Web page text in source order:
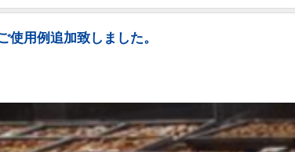
用例追加致しました。